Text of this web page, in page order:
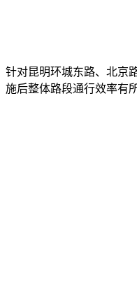
针对昆明环城东路、北京
施后整体路段通行效率有